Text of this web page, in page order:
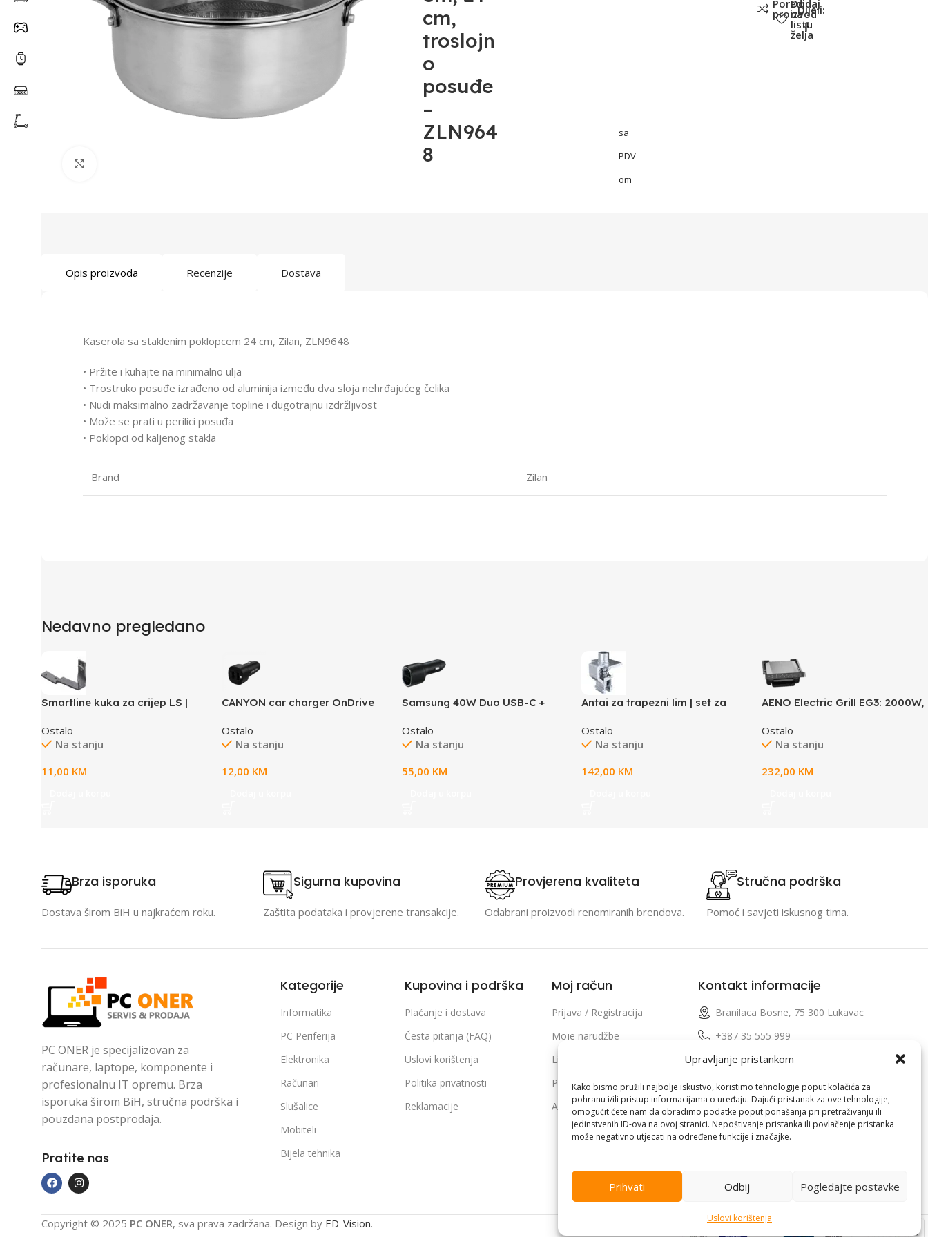
Upravljanje pristankom
Kako bismo pružili najbolje iskustvo, koristimo tehnologije poput kolačića za
pohranu i/ili pristup informacijama o uređaju. Dajući pristanak za ove tehnologije,
omogućit ćete nam da obradimo podatke poput ponašanja pri pretraživanju ili
jedinstvenih ID-ova na ovoj stranici. Nepoštivanje pristanka ili povlačenje pristanka
može negativno utjecati na određene funkcije i značajke.
Prihvati Odbij Pogledajte postavke
Uslovi korištenja
cm,
troslojn
o
posuđe
–
ZLN964
8
sa
PDV-
om
Poredi
proizvod
Dodaj
na
listu
želja
Dijeli:
Opis proizvoda Recenzije Dostava
Kaserola sa staklenim poklopcem 24 cm, Zilan, ZLN9648
• Pržite i kuhajte na minimalno ulja
• Trostruko posuđe izrađeno od aluminija između dva sloja nehrđajućeg čelika
• Nudi maksimalno zadržavanje topline i dugotrajnu izdržljivost
• Može se prati u perilici posuđa
• Poklopci od kaljenog stakla
Brand Zilan
Nedavno pregledano
Smartline kuka za crijep LS |
Ostalo
Na stanju
11,00 KM
CANYON car charger OnDrive
Ostalo
Na stanju
12,00 KM
Samsung 40W Duo USB-C +
max 15W, cable not included)
Black
Ostalo
Na stanju
55,00 KM
Antai za trapezni lim | set za
Ostalo
Na stanju
142,00 KM
AENO Electric Grill EG3: 2000W,
mode, 4 Degrees of Roast,
Color indication, Removable
Ostalo
Na stanju
232,00 KM
Brza isporuka
Dostava širom BiH u najkraćem roku.
Sigurna kupovina
Zaštita podataka i provjerene transakcije.
Provjerena kvaliteta
Odabrani proizvodi renomiranih brendova.
Stručna podrška
Pomoć i savjeti iskusnog tima.
PC ONER je specijalizovan za
računare, laptope, komponente i
profesionalnu IT opremu. Brza
isporuka širom BiH, stručna podrška i
pouzdana postprodaja.
Pratite nas
Kategorije
Informatika
PC Periferija
Elektronika
Računari
Slušalice
Mobiteli
Bijela tehnika
Kupovina i podrška
Plaćanje i dostava
Česta pitanja (FAQ)
Uslovi korištenja
Politika privatnosti
Reklamacije
Moj račun
Prijava / Registracija
Moje narudžbe
Lista želja
Poređenje proizvoda
Adrese i podaci profila
Kontakt informacije
Branilaca Bosne, 75 300 Lukavac
+387 35 555 999
info@pconer.ba
ID: 4210115760008
PDV : 210115760008
Copyright © 2025 PC ONER, sva prava zadržana. Design by ED-Vision.